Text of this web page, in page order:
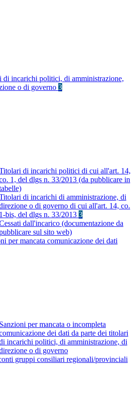
di incarichi politici, di amministrazione,
o di governo 3
di incarichi politici di cui all'art. 14,
1, del dlgs n. 33/2013 (da pubblicare in
di incarichi di amministrazione, di
o di governo di cui all'art. 14, co.
1-bis, del dlgs n. 33/2013 3
dall'incarico (documentazione da
sul sito web)
per mancata comunicazione dei dati
Sanzioni per mancata o incompleta
dei dati da parte dei titolari
incarichi politici, di amministrazione, di
o di governo
gruppi consiliari regionali/provinciali